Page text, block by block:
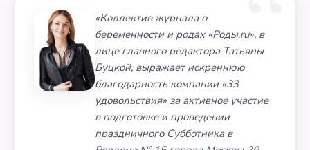
«Коллектив журнала о
беременности и родах «Роды.ru», в
лице главного редактора Татьяны
Буцкой, выражает искреннюю
благодарность компании «33
удовольствия» за активное участие
в подготовке и проведении
праздничного Субботника в